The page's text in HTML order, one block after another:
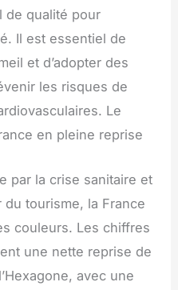
de qualité pour
Il est essentiel de
et d’adopter des
les risques de
Le
en pleine reprise
par la crise sanitaire et
du tourisme, la France
couleurs. Les chiffres
une nette reprise de
avec une